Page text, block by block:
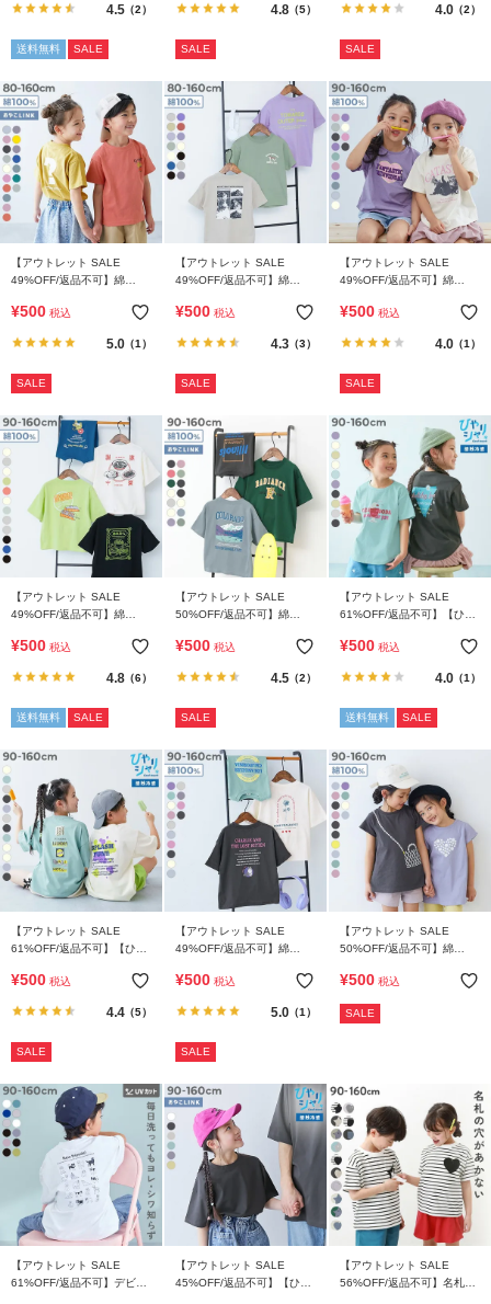
4.5（2）
送料無料 SALE
4.8（5）
SALE
4.0（2）
SALE
【アウトレット SALE
49%OFF/返品不可】綿
ット プリント半袖Tシャツ
¥500 税込
5.0（1）
SALE
【アウトレット SALE
49%OFF/返品不可】綿
ット プリント半袖Tシャツ
¥500 税込
4.3（3）
SALE
【アウトレット SALE
49%OFF/返品不可】綿
リント半袖Tシャツ
¥500 税込
4.0（1）
SALE
【アウトレット SALE
49%OFF/返品不可】綿
堂】 BIGシルエット プリン
¥500 税込
4.8（6）
送料無料 SALE
【アウトレット SALE
50%OFF/返品不可】綿
ット プリント半袖Tシャツ
¥500 税込
4.5（2）
SALE
【アウトレット SALE
61%OFF/返品不可】【ひや
ガールズ プリント半袖Tシ
¥500 税込
4.0（1）
送料無料 SALE
【アウトレット SALE
61%OFF/返品不可】【ひや
BIGシルエット プリント半
¥500 税込
4.4（5）
SALE
【アウトレット SALE
49%OFF/返品不可】綿
BIGシルエット プリント半
¥500 税込
5.0（1）
SALE
【アウトレット SALE
50%OFF/返品不可】綿
ュニックTシャツ
¥500 税込
SALE
【アウトレット SALE
61%OFF/返品不可】デビラ
【アウトレット SALE
45%OFF/返品不可】【ひや
【アウトレット SALE
56%OFF/返品不可】名札穴